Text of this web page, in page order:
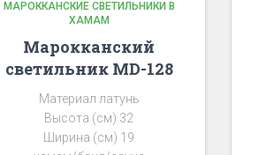
МАРОККАНСКИЕ СВЕТИЛЬНИКИ В
ХАМАМ
Марокканский
светильник MD-128
Материал латунь
Высота (см) 32
Ширина (см) 19